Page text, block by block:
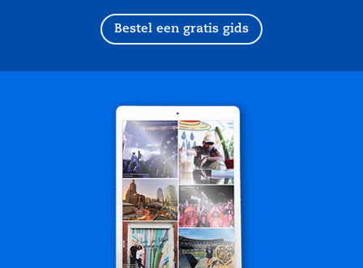
Bestel een gratis gids